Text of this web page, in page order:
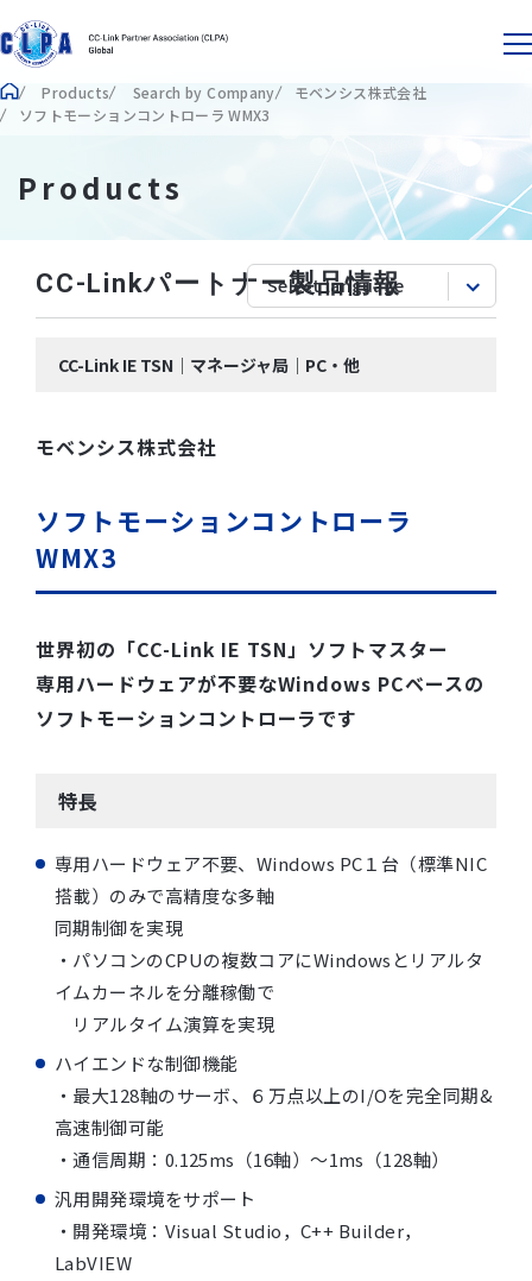
Products Search by Company
モベンシス株式会社
ソフトモーションコントローラ WMX3
Products
CC-Linkパートナー製品情報
CC-Link IE TSN｜マネージャ局｜PC・他
モベンシス株式会社
ソフトモーションコントローラ
WMX3
世界初の「CC-Link IE TSN」ソフトマスター
専用ハードウェアが不要なWindows PCベースの
ソフトモーションコントローラです
特長
専用ハードウェア不要、Windows PC１台（標準NIC
搭載）のみで高精度な多軸
同期制御を実現
・パソコンのCPUの複数コアにWindowsとリアルタ
イムカーネルを分離稼働で
リアルタイム演算を実現
ハイエンドな制御機能
・最大128軸のサーボ、６万点以上のI/Oを完全同期&
高速制御可能
・通信周期：0.125ms（16軸）～1ms（128軸）
汎用開発環境をサポート
・開発環境：Visual Studio，C++ Builder，
LabVIEW